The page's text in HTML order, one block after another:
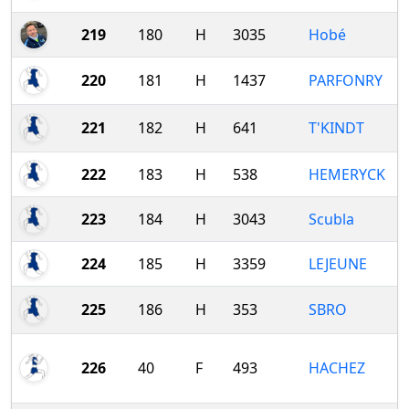
219 180 H 3035 Hobé
220 181 H 1437 PARFONRY
221 182 H 641 T'KINDT
222 183 H 538 HEMERYCK
223 184 H 3043 Scubla
224 185 H 3359 LEJEUNE
225 186 H 353 SBRO
226 40 F 493 HACHEZ